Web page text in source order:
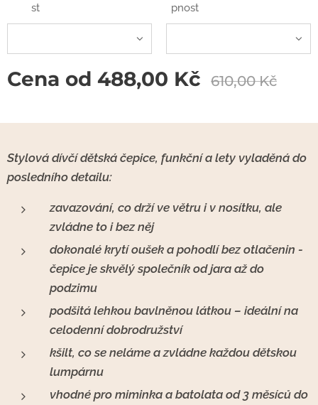
st
pnost
Cena od 488,00 Kč 610,00Kč
Stylová dívčí dětská čepice, funkční a lety vyladěná do
posledního detailu:
zavazování, co drží ve větru i v nosítku, ale
zvládne to i bez něj
dokonalé krytí oušek a pohodlí bez otlačenin -
čepice je skvělý společník od jara až do
podzimu
podšitá lehkou bavlněnou látkou – ideální na
celodenní dobrodružství
kšilt, co se neláme a zvládne každou dětskou
lumpárnu
vhodné pro miminka a batolata od 3 měsíců do